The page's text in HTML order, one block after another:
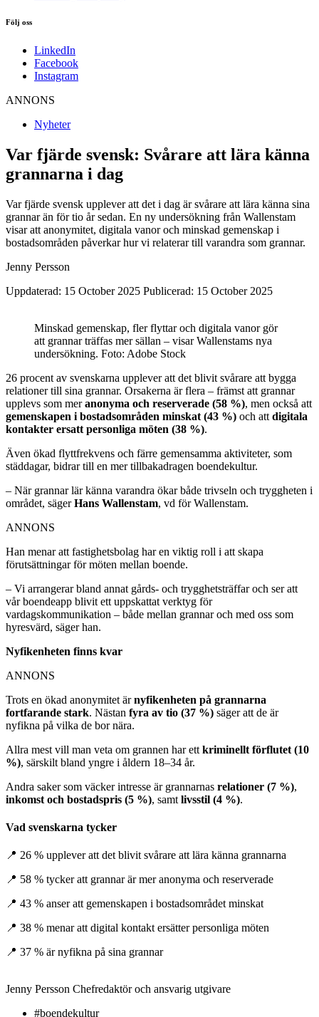
Följ oss
LinkedIn
Facebook
Instagram
ANNONS
Nyheter
Var fjärde svensk: Svårare att lära känna
grannarna i dag
Var fjärde svensk upplever att det i dag är svårare att lära känna sina
grannar än för tio år sedan. En ny undersökning från Wallenstam
visar att anonymitet, digitala vanor och minskad gemenskap i
bostadsområden påverkar hur vi relaterar till varandra som grannar.
Jenny Persson
Uppdaterad: 15 October 2025 Publicerad: 15 October 2025
Minskad gemenskap, fler flyttar och digitala vanor gör
att grannar träffas mer sällan – visar Wallenstams nya
undersökning. Foto: Adobe Stock
26 procent av svenskarna upplever att det blivit svårare att bygga
relationer till sina grannar. Orsakerna är flera – främst att grannar
upplevs som meranonyma och reserverade (58 %), men också att
gemenskapen i bostadsområden minskat (43 %) och att digitala
kontakter ersatt personliga möten (38 %).
Även ökad flyttfrekvens och färre gemensamma aktiviteter, som
städdagar, bidrar till en mer tillbakadragen boendekultur.
– När grannar lär känna varandra ökar både trivseln och tryggheten i
området, sägerHans Wallenstam, vd för Wallenstam.
ANNONS
Han menar att fastighetsbolag har en viktig roll i att skapa
förutsättningar för möten mellan boende.
– Vi arrangerar bland annat gårds- och trygghetsträffar och ser att
vår boendeapp blivit ett uppskattat verktyg för
vardagskommunikation – både mellan grannar och med oss som
hyresvärd, säger han.
Nyfikenheten finns kvar
ANNONS
Trots en ökad anonymitet ärnyfikenheten på grannarna
fortfarande stark. Nästan fyra av tio (37 %) säger att de är
nyfikna på vilka de bor nära.
Allra mest vill man veta om grannen har ett kriminellt förflutet (10
%), särskilt bland yngre i åldern 18–34 år.
Andra saker som väcker intresse är grannarnas relationer (7 %),
inkomst och bostadspris (5 %), samt livsstil (4 %).
Vad svenskarna tycker
📍 26 % upplever att det blivit svårare att lära känna grannarna
📍 58 % tycker att grannar är mer anonyma och reserverade
📍 43 % anser att gemenskapen i bostadsområdet minskat
📍 38 % menar att digital kontakt ersätter personliga möten
📍 37 % är nyfikna på sina grannar
Jenny Persson Chefredaktör och ansvarig utgivare
#boendekultur